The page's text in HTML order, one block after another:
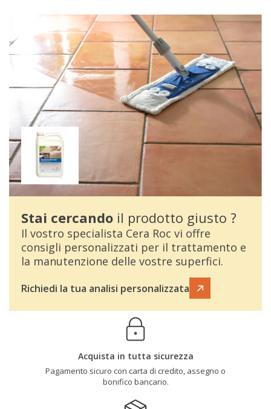
Stai cercando il prodotto giusto ?
Il vostro specialista Cera Roc vi offre
consigli personalizzati per il trattamento e
la manutenzione delle vostre superfici.
Richiedi la tua analisi personalizzata
Acquista in tutta sicurezza
Pagamento sicuro con carta di credito, assegno o
bonifico bancario.